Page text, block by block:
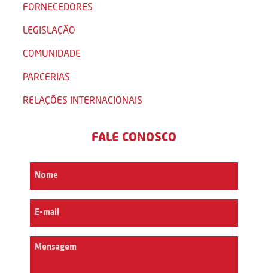
FORNECEDORES
LEGISLAÇÃO
COMUNIDADE
PARCERIAS
RELAÇÕES INTERNACIONAIS
FALE CONOSCO